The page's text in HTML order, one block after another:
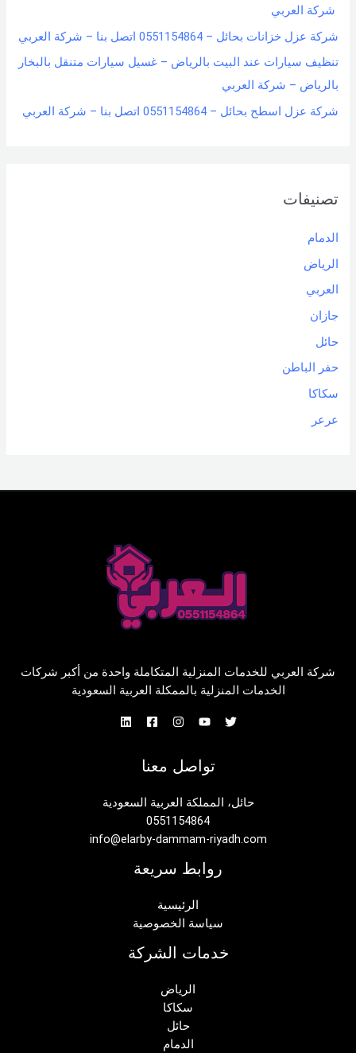
شركة العربي
شركة عزل خزانات بحائل – 0551154864 اتصل بنا – شركة العربي
تنظيف سيارات عند البيت بالرياض – غسيل سيارات متنقل بالبخار
بالرياض – شركة العربي
شركة عزل اسطح بحائل – 0551154864 اتصل بنا – شركة العربي
تصنيفات
الدمام
الرياض
العربي
جازان
حائل
حفر الباطن
سكاكا
عرعر
شركة العربي للخدمات المنزلية المتكاملة واحدة من أكبر شركات
الخدمات المنزلية بالممكلة العربية السعودية
تواصل معنا
حائل، المملكة العربية السعودية
0551154864
info@elarby-dammam-riyadh.com
روابط سريعة
الرئيسية
سياسة الخصوصية
خدمات الشركة
الرياض
سكاكا
حائل
الدمام